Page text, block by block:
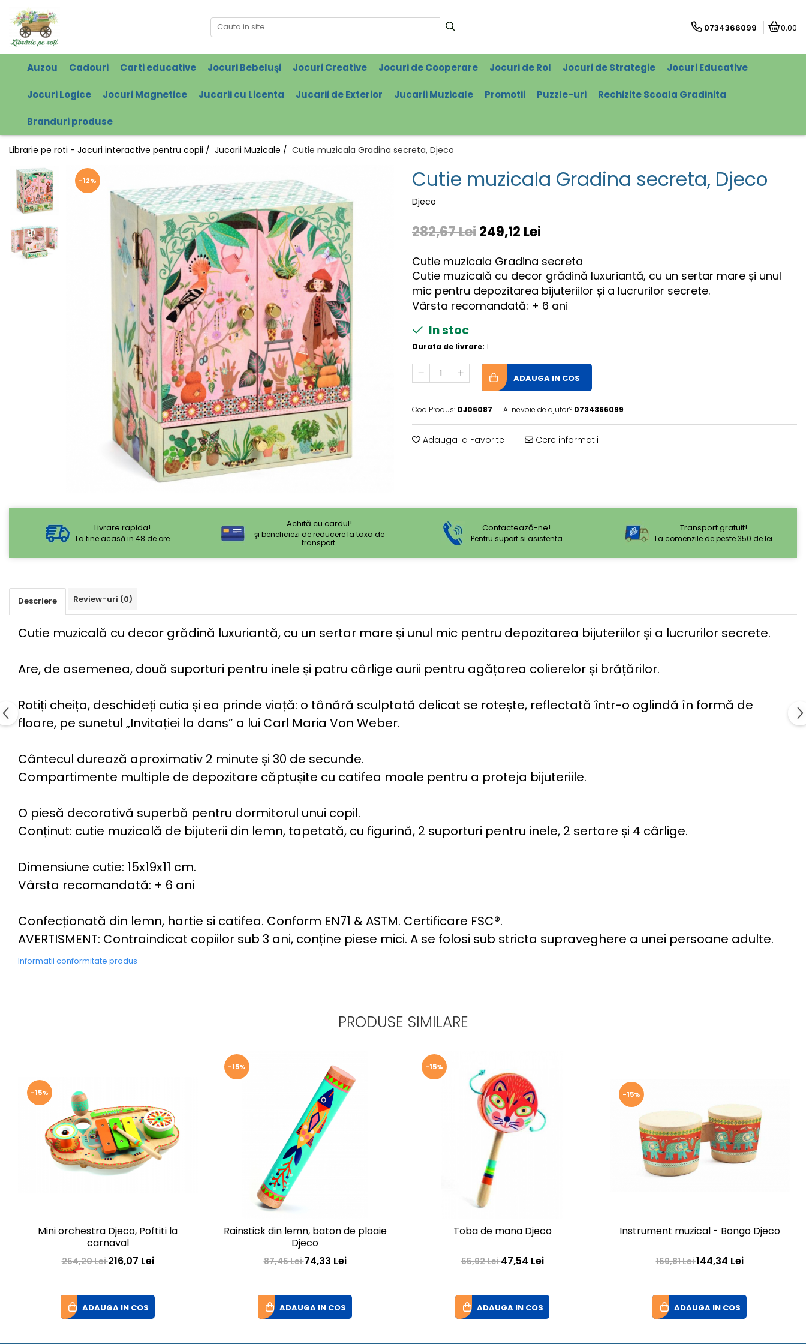
0734366099 0,00
Auzou Cadouri Carti educative Jocuri Bebeluşi Jocuri Creative Jocuri de Cooperare Jocuri de Rol Jocuri de Strategie Jocuri Educative
Jocuri Logice Jocuri Magnetice Jucarii cu Licenta Jucarii de Exterior Jucarii Muzicale Promotii Puzzle-uri Rechizite Scoala Gradinita
Branduri produse
Librarie pe roti - Jocuri interactive pentru copii / Jucarii Muzicale / Cutie muzicala Gradina secreta, Djeco
Cutie muzicala Gradina secreta, Djeco
Djeco
-12%
282,67 Lei249,12 Lei
Cutie muzicala Gradina secreta
Cutie muzicală cu decor grădină luxuriantă, cu un sertar mare și unul
mic pentru depozitarea bijuteriilor și a lucrurilor secrete.
Vârsta recomandată: + 6 ani
In stoc
Durata de livrare: 1
ADAUGA IN COS
Cod Produs: DJ06087 Ai nevoie de ajutor? 0734366099
Adauga la Favorite Cere informatii
Livrare rapida!
La tine acasă in 48 de ore
Achită cu cardul!
şi beneficiezi de reducere la taxa de
transport.
Contactează-ne!
Pentru suport si asistenta
Transport gratuit!
La comenzile de peste 350 de lei
Descriere Review-uri (0)
Cutie muzicală cu decor grădină luxuriantă, cu un sertar mare și unul mic pentru depozitarea bijuteriilor și a lucrurilor secrete.
Are, de asemenea, două suporturi pentru inele și patru cârlige aurii pentru agățarea colierelor și brățărilor.
Rotiți cheița, deschideți cutia și ea prinde viață: o tânără sculptată delicat se rotește, reflectată într-o oglindă în formă de
floare, pe sunetul „Invitației la dans” a lui Carl Maria Von Weber.
Cântecul durează aproximativ 2 minute și 30 de secunde.
Compartimente multiple de depozitare căptușite cu catifea moale pentru a proteja bijuteriile.
O piesă decorativă superbă pentru dormitorul unui copil.
Conținut: cutie muzicală de bijuterii din lemn, tapetată, cu figurină, 2 suporturi pentru inele, 2 sertare și 4 cârlige.
Dimensiune cutie: 15x19x11 cm.
Vârsta recomandată: + 6 ani
Confecționată din lemn, hartie si catifea. Conform EN71 & ASTM. Certificare FSC®.
AVERTISMENT: Contraindicat copiilor sub 3 ani, conține piese mici. A se folosi sub stricta supraveghere a unei persoane adulte.
Informatii conformitate produs
PRODUSE SIMILARE
-15%
Mini orchestra Djeco, Poftiti la
carnaval
254,20 Lei216,07 Lei
ADAUGA IN COS
-15%
Rainstick din lemn, baton de ploaie
Djeco
87,45 Lei74,33 Lei
ADAUGA IN COS
-15%
Toba de mana Djeco
55,92 Lei47,54 Lei
ADAUGA IN COS
-15%
Instrument muzical - Bongo Djeco
169,81 Lei144,34 Lei
ADAUGA IN COS